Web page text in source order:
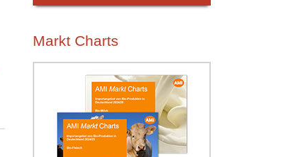
Markt Charts